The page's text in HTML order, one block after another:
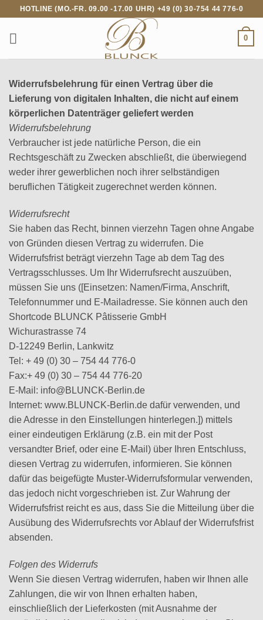
springen
HOTLINE (MO.-FR. 09.00 -17.00 UHR) +49 (0) 30-754 44 776-0
0
Widerrufsbelehrung für einen Vertrag über die
Lieferung von digitalen Inhalten, die nicht auf einem
körperlichen Datenträger geliefert werden
Widerrufsbelehrung
Verbraucher ist jede natürliche Person, die ein
Rechtsgeschäft zu Zwecken abschließt, die überwiegend
weder ihrer gewerblichen noch ihrer selbständigen
beruflichen Tätigkeit zugerechnet werden können.
Widerrufsrecht
Sie haben das Recht, binnen vierzehn Tagen ohne Angabe
von Gründen diesen Vertrag zu widerrufen. Die
Widerrufsfrist beträgt vierzehn Tage ab dem Tag des
Vertragsschlusses. Um Ihr Widerrufsrecht auszuüben,
müssen Sie uns ([Einsetzen: Namen/Firma, Anschrift,
Telefonnummer und E-Mailadresse. Sie können auch den
Shortcode BLUNCK Pâtisserie GmbH
Wichurastrasse 74
D-12249 Berlin, Lankwitz
Tel: + 49 (0) 30 – 754 44 776-0
Fax:+ 49 (0) 30 – 754 44 776-20
E-Mail: info@BLUNCK-Berlin.de
Internet: www.BLUNCK-Berlin.de dafür verwenden, und
die Adresse in den Einstellungen hinterlegen.]) mittels
einer eindeutigen Erklärung (z.B. ein mit der Post
versandter Brief, oder eine E-Mail) über Ihren Entschluss,
diesen Vertrag zu widerrufen, informieren. Sie können
dafür das beigefügte Muster-Widerrufsformular verwenden,
das jedoch nicht vorgeschrieben ist. Zur Wahrung der
Widerrufsfrist reicht es aus, dass Sie die Mitteilung über die
Ausübung des Widerrufsrechts vor Ablauf der Widerrufsfrist
absenden.
Folgen des Widerrufs
Wenn Sie diesen Vertrag widerrufen, haben wir Ihnen alle
Zahlungen, die wir von Ihnen erhalten haben,
einschließlich der Lieferkosten (mit Ausnahme der